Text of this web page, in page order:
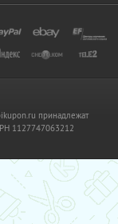
принадлежат
1127747063212